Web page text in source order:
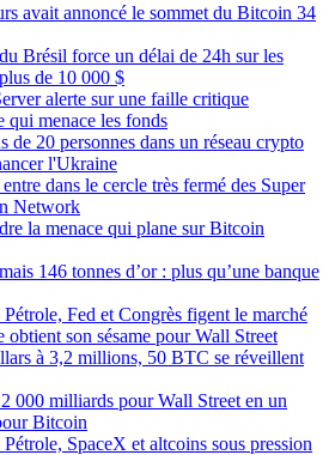
avait annoncé le sommet du Bitcoin 34
Brésil force un délai de 24h sur les
de 10 000 $
alerte sur une faille critique
qui menace les fonds
de 20 personnes dans un réseau crypto
l'Ukraine
dans le cercle très fermé des Super
Network
la menace qui plane sur Bitcoin
146 tonnes d’or : plus qu’une banque
Fed et Congrès figent le marché
son sésame pour Wall Street
à 3,2 millions, 50 BTC se réveillent
000 milliards pour Wall Street en un
Bitcoin
SpaceX et altcoins sous pression